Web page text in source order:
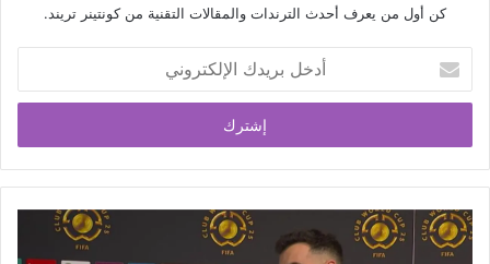
كن أول من يعرف أحدث الترندات والمقالات التقنية من كونتينر تريند.
بريدك
الإلكتروني